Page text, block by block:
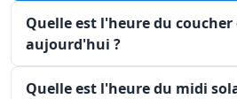
Quelle est l'heure du
aujourd'hui ?
Quelle est l'heure du midi